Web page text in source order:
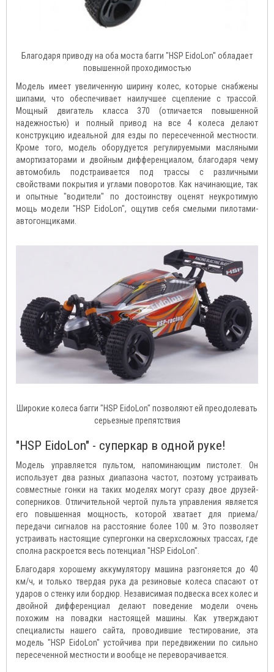
Благодаря приводу на оба моста багги "HSP EidoLon" обладает
повышенной проходимостью
Модель имеет увеличенную ширину колес, которые снабжены
шипами, что обеспечивает наилучшее сцепление с трассой.
Мощный двигатель класса 370 (отличается повышенной
надежностью) и полный привод на все 4 колеса делают
конструкцию идеальной для езды по пересеченной местности.
Кроме того, модель оборудуется регулируемыми масляными
амортизаторами и двойным дифференциалом, благодаря чему
автомобиль подстраивается под трассы с различными
свойствами покрытия и углами поворотов. Как начинающие, так
и опытные "водители" по достоинству оценят неукротимую
мощь модели "HSP EidoLon", ощутив себя смелыми пилотами-
автогонщиками.
Широкие колеса багги "HSP EidoLon" позволяют ей преодолевать
серьезные препятствия
"HSP EidoLon" - суперкар в одной руке!
Модель управляется пультом, напоминающим пистолет. Он
использует два разных диапазона частот, поэтому устраивать
совместные гонки на таких моделях могут сразу двое друзей-
соперников. Отличительной чертой пульта управления является
его повышенная мощность, которой хватает для приема/
передачи сигналов на расстояние более 100 м. Это позволяет
устраивать настоящие супергонки на сверхсложных трассах, где
сполна раскроется весь потенциал "HSP EidoLon".
Благодаря хорошему аккумулятору машина разгоняется до 40
км/ч, и только твердая рука да резиновые колеса спасают от
ударов о стенку или бордюр. Независимая подвеска всех колес и
двойной дифференциал делают поведение модели очень
похожим на повадки настоящей машины. Как утверждают
специалисты нашего сайта, проводившие тестирование, эта
модель "HSP EidoLon" устойчива при передвижении по сильно
пересеченной местности и вообще не переворачивается.